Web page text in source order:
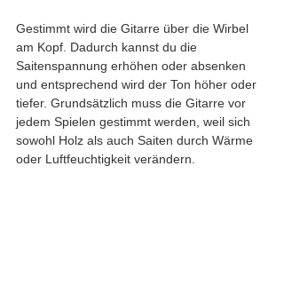
Gestimmt wird die Gitarre über die Wirbel
am Kopf. Dadurch kannst du die
Saitenspannung erhöhen oder absenken
und entsprechend wird der Ton höher oder
tiefer. Grundsätzlich muss die Gitarre vor
jedem Spielen gestimmt werden, weil sich
sowohl Holz als auch Saiten durch Wärme
oder Luftfeuchtigkeit verändern.